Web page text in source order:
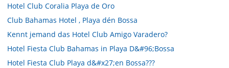
Hotel Club Coralia Playa de Oro
Club Bahamas Hotel , Playa dén Bossa
Kennt jemand das Hotel Club Amigo Varadero?
Hotel Fiesta Club Bahamas in Playa D&#96;Bossa
Hotel Fiesta Club Playa d&#x27;en Bossa???